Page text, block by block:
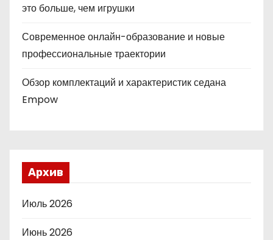
это больше, чем игрушки
Современное онлайн-образование и новые
профессиональные траектории
Обзор комплектаций и характеристик седана
Empow
Архив
Июль 2026
Июнь 2026